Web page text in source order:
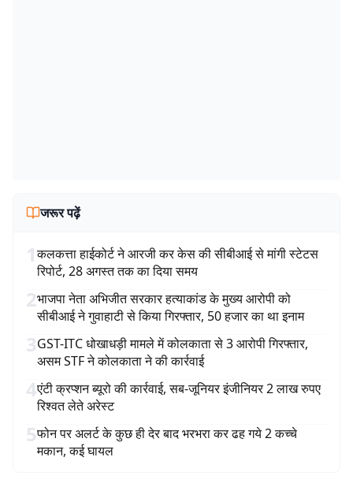
जरूर पढ़ें
1कलकत्ता हाईकोर्ट ने आरजी कर केस की सीबीआई से मांगी स्टेटस
रिपोर्ट, 28 अगस्त तक का दिया समय
2भाजपा नेता अभिजीत सरकार हत्याकांड के मुख्य आरोपी को
सीबीआई ने गुवाहाटी से किया गिरफ्तार, 50 हजार का था इनाम
3GST-ITC धोखाधड़ी मामले में कोलकाता से 3 आरोपी गिरफ्तार,
असम STF ने कोलकाता ने की कार्रवाई
4एंटी क्रप्शन ब्यूरो की कार्रवाई, सब-जूनियर इंजीनियर 2 लाख रुपए
रिश्वत लेते अरेस्ट
5फोन पर अलर्ट के कुछ ही देर बाद भरभरा कर ढह गये 2 कच्चे
मकान, कई घायल